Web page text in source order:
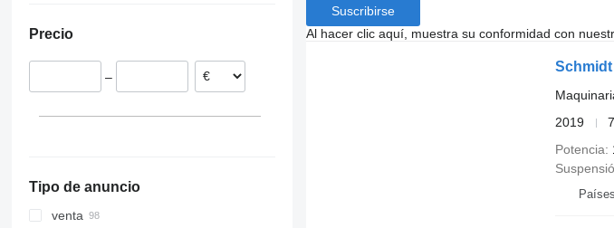
España
Italia
Precio
–
Tipo de anuncio
venta
Suscribirse
Al hacer clic aquí, muestra su conformidad con
2019
Potencia